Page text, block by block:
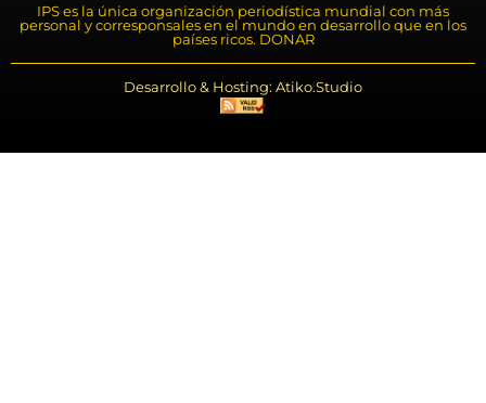
IPS es la única organización periodística mundial con más
personal y corresponsales en el mundo en desarrollo que en los
países ricos. DONAR
Desarrollo & Hosting: Atiko.Studio